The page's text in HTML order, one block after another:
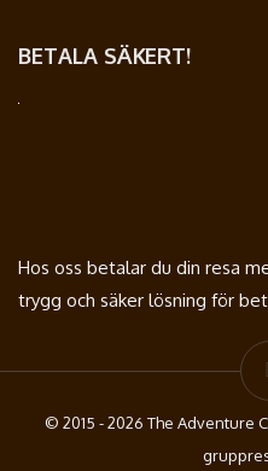
BETALA SÄKERT!
Hos oss betalar du din resa
trygg och säker lösning för
© 2015 - 2026 The Adventure